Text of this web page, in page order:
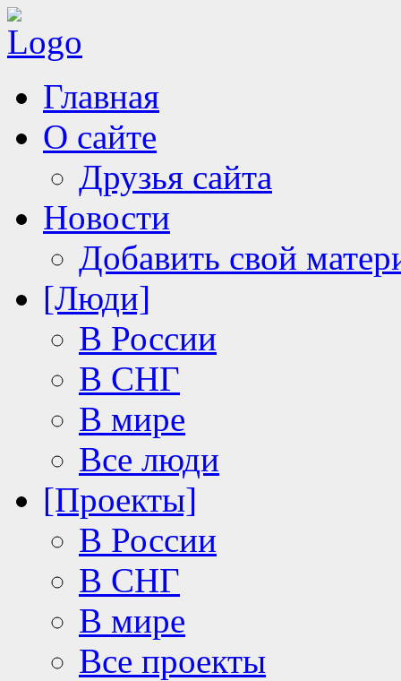
Главная
О сайте
Друзья сайта
Новости
Добавить свой
[Люди]
В России
В СНГ
В мире
Все люди
[Проекты]
В России
В СНГ
В мире
Все проекты